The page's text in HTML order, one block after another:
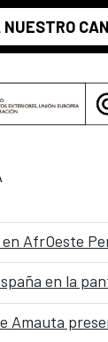
AfrOeste
en la
Amauta